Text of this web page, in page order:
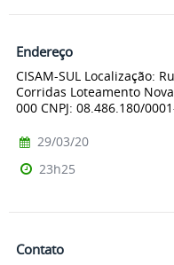
Endereço
CISAM-SUL Localização:
Corridas Loteamento
000 CNPJ: 08.486.180/
29/03/20
23h25
Contato